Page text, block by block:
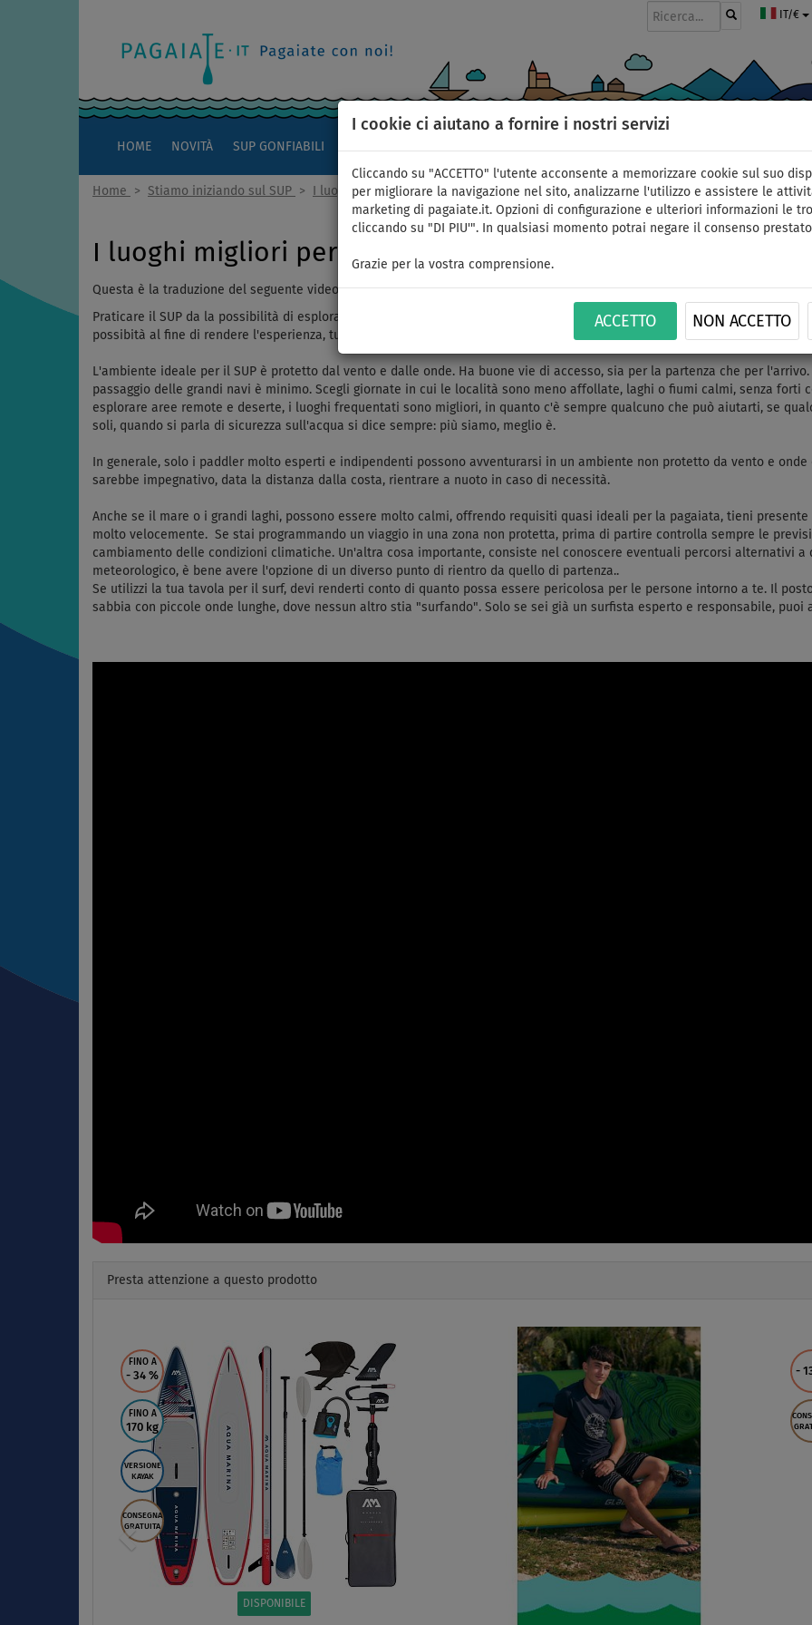
I cookie ci aiutano a fornire i nostri servizi
Cliccando su "ACCETTO" l'utente acconsente a memorizzare cookie sul suo
per migliorare la navigazione nel sito, analizzarne l'utilizzo e assistere le
marketing di pagaiate.it. Opzioni di configurazione e ulteriori informazioni le
cliccando su "DI PIU'". In qualsiasi momento potrai negare il consenso
Grazie per la vostra comprensione.
ACCETTO NON ACCETTO
IT/€
HOME NOVITÀ SUP GONFIABILI
Home > Stiamo iniziando sul SUP > I luoghi migliori per pagaiare
I luoghi migliori per pagaiare
Questa è la traduzione del seguente video di YouTube "Best Places for Stand Up Paddling" di SUP-ACA.ORG.
Praticare il SUP da la possibilità di esplorare molteplici luoghi (dighe, laghi, fiumi o mare), bisogna però saper scegliere
possibità al fine di rendere l'esperienza, tua e dei tuoi compagni di avventura, veramente positiva.
L'ambiente ideale per il SUP è protetto dal vento e dalle onde. Ha buone vie di accesso, sia per la partenza che per
passaggio delle grandi navi è minimo. Scegli giornate in cui le località sono meno affollate, laghi o fiumi calmi, senza forti
esplorare aree remote e deserte, i luoghi frequentati sono migliori, in quanto c'è sempre qualcuno che può aiutarti, se
soli, quando si parla di sicurezza sull'acqua si dice sempre: più siamo, meglio è.
In generale, solo i paddler molto esperti e indipendenti possono avventurarsi in un ambiente non protetto da vento e
sarebbe impegnativo, data la distanza dalla costa, rientrare a nuoto in caso di necessità.
Anche se il mare o i grandi laghi, possono essere molto calmi, offrendo requisiti quasi ideali per la pagaiata, tieni
molto velocemente. Se stai programmando un viaggio in una zona non protetta, prima di partire controlla sempre le
cambiamento delle condizioni climatiche. Un'altra cosa importante, consiste nel conoscere eventuali percorsi alternativi
meteorologico, è bene avere l'opzione di un diverso punto di rientro da quello di partenza..
Se utilizzi la tua tavola per il surf, devi renderti conto di quanto possa essere pericolosa per le persone intorno a te. Il
sabbia con piccole onde lunghe, dove nessun altro stia "surfando". Solo se sei già un surfista esperto e responsabile,
Presta attenzione a questo prodotto
PAGAIA
INCLUSA
FINO A
60 kg
CONSEGNA
GRATUITA
DISPONIBILE